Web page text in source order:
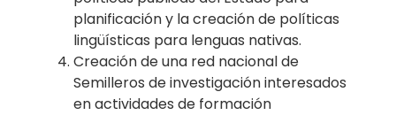
planificación y la creación de políticas
lingüísticas para lenguas nativas.
Creación de una red nacional de
Semilleros de investigación interesados
en actividades de formación